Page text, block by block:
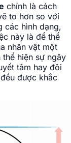
chính là cách
to hơn so với
các hình dạng,
này là để thể
nhân vật một
hiện sự ngây
tâm hay đôi
được khắc